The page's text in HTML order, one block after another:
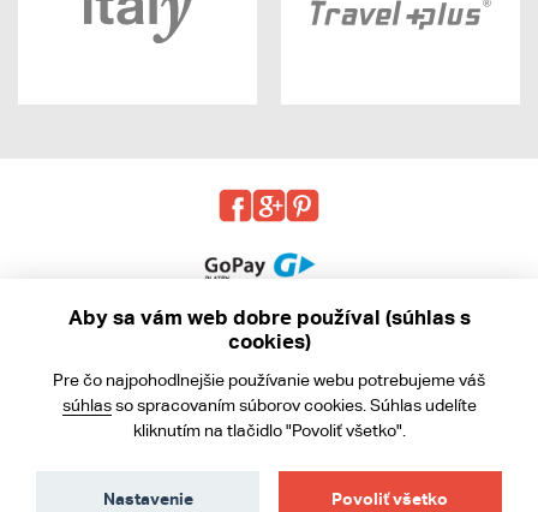
Obchodné podmienky
Ochrana osobných údajov
Aby sa vám web dobre používal (súhlas s
cookies)
Pre čo najpohodlnejšie používanie webu potrebujeme váš
súhlasso spracovaním súborov cookies. Súhlas udelíte
kliknutím na tlačidlo "Povoliť všetko".
Povoliť všetko
Nastavenie